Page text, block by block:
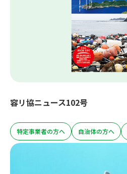
容リ協ニュース102号
特定事業者の方へ 自治体の方へ